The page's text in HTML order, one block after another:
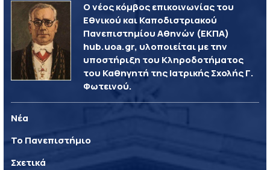
Ο νέος κόμβος επικοινωνίας του
Εθνικού και Καποδιστριακού
Πανεπιστημίου Αθηνών (ΕΚΠΑ)
hub.uoa.gr, υλοποιείται με την
υποστήριξη του Κληροδοτήματος
του Καθηγητή της Ιατρικής Σχολής Γ.
Φωτεινού.
Νέα
Το Πανεπιστήμιο
Σχετικά